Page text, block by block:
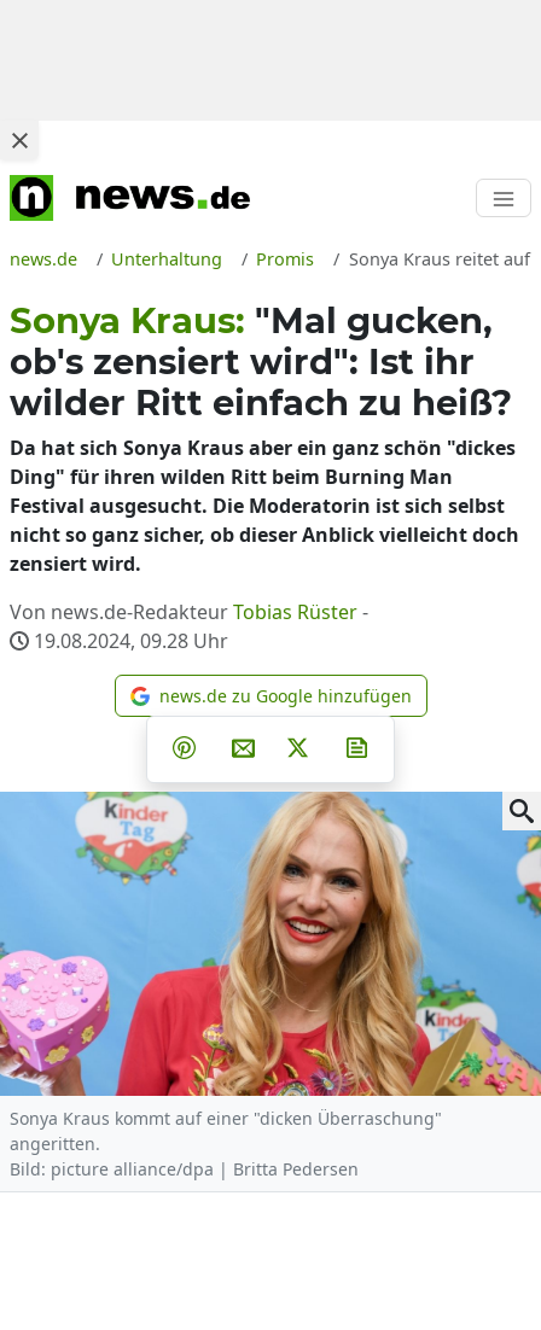
news.de Unterhaltung Promis Sonya Kraus reitet auf
Sonya Kraus: "Mal gucken,
ob's zensiert wird": Ist ihr
wilder Ritt einfach zu heiß?
Da hat sich Sonya Kraus aber ein ganz schön "dickes
Ding" für ihren wilden Ritt beim Burning Man
Festival ausgesucht. Die Moderatorin ist sich selbst
nicht so ganz sicher, ob dieser Anblick vielleicht doch
zensiert wird.
Von news.de-RedakteurTobias Rüster-
19.08.2024, 09.28 Uhr
news.de zu Google
news.de zu Google hinzufügen
Teilen auf Facebook
Teilen auf Whatsapp
Teilen auf Telegram
Teilen auf Pinterest
Per E-Mail teilen
Post auf X
Sonya Kraus kommt auf einer "dicken Überraschung"
angeritten.
Bild: picture alliance/dpa | Britta Pedersen